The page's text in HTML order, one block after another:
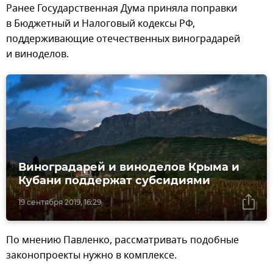
Ранее Государственная Дума приняла поправки
в Бюджетный и Налоговый кодексы РФ,
поддерживающие отечественных виноградарей
и виноделов.
19 сентября 2019, 16:29
Виноградарей и виноделов Крыма и
Кубани поддержат субсидиями
По мнению Павленко, рассматривать подобные
законопроекты нужно в комплексе.